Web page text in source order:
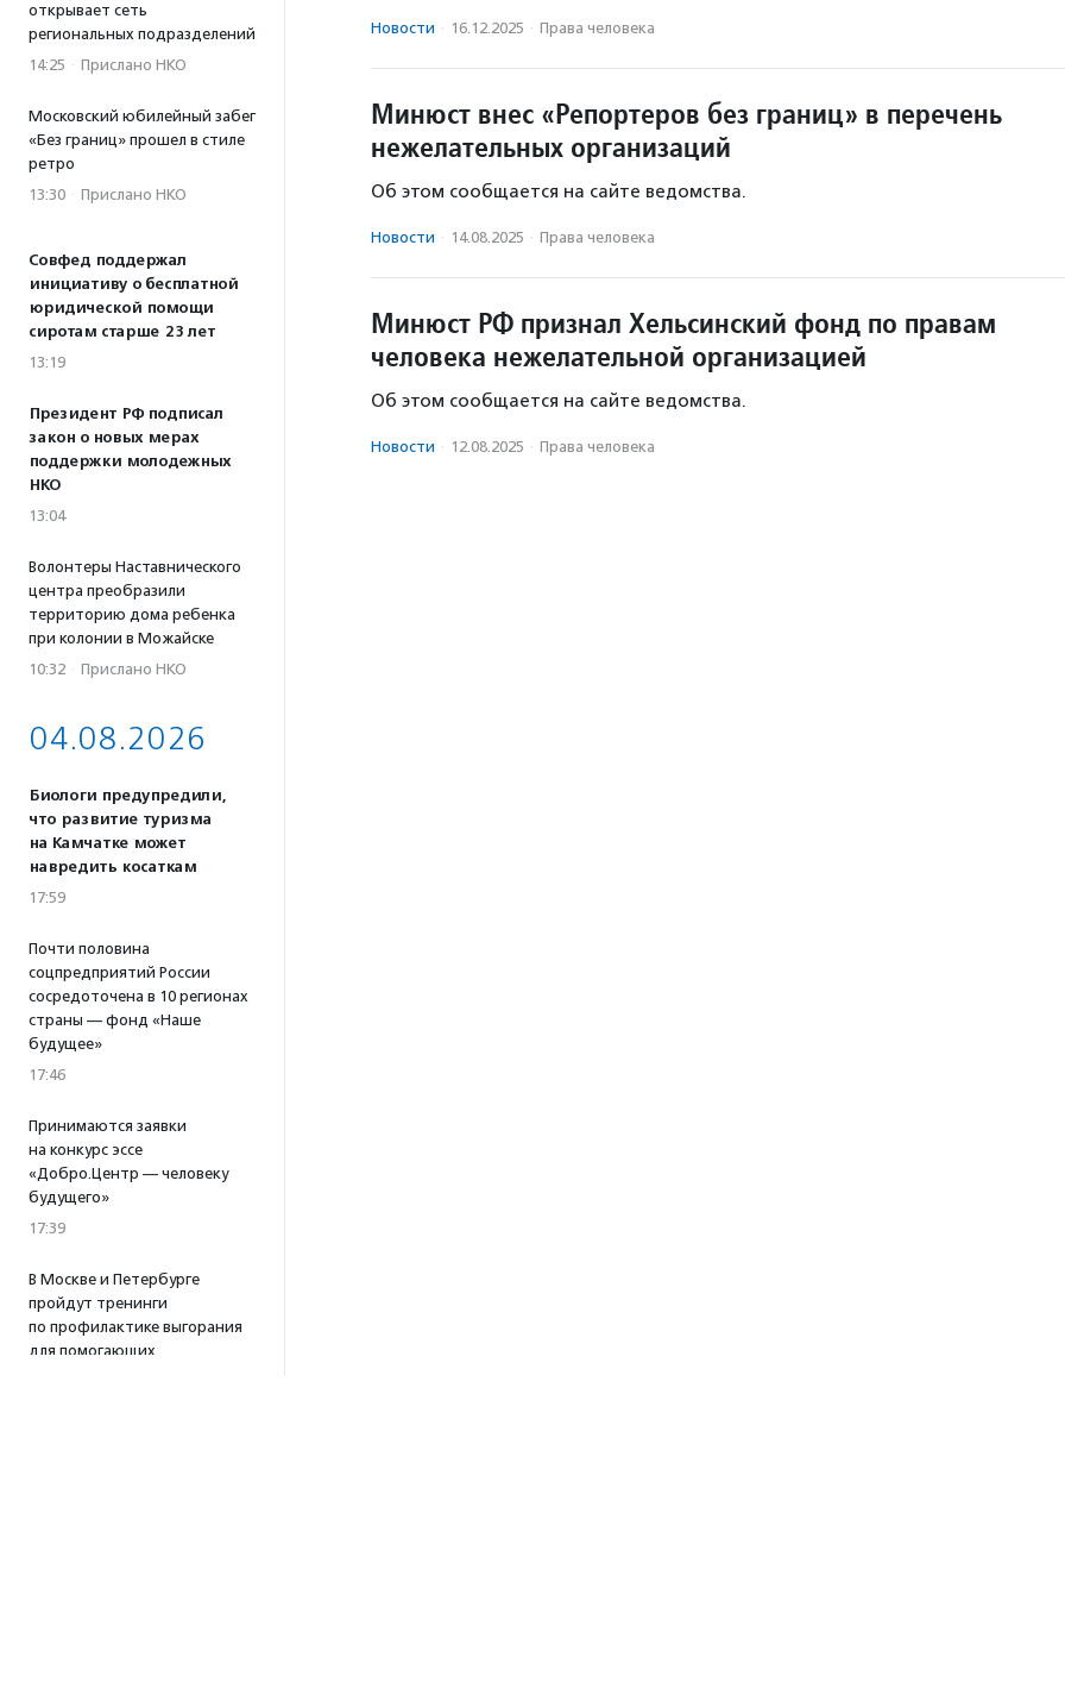
открывает сеть
региональных подразделений
14:25 · Прислано НКО
Московский юбилейный забег
«Без границ» прошел в стиле
ретро
13:30 · Прислано НКО
Совфед поддержал
инициативу о бесплатной
юридической помощи
сиротам старше 23 лет
13:19
Президент РФ подписал
закон о новых мерах
поддержки молодежных
НКО
13:04
Волонтеры Наставнического
центра преобразили
территорию дома ребенка
при колонии в Можайске
10:32 · Прислано НКО
04.08.2026
Биологи предупредили,
что развитие туризма
на Камчатке может
навредить косаткам
17:59
Почти половина
соцпредприятий России
сосредоточена в 10 регионах
страны — фонд «Наше
будущее»
17:46
Принимаются заявки
на конкурс эссе
«Добро.Центр — человеку
будущего»
17:39
В Москве и Петербурге
пройдут тренинги
по профилактике выгорания
для помогающих
Новости · 16.12.2025 · Права человека
Минюст внес «Репортеров без границ» в перечень
нежелательных организаций
Об этом сообщается на сайте ведомства.
Новости · 14.08.2025 · Права человека
Минюст РФ признал Хельсинский фонд по правам
человека нежелательной организацией
Об этом сообщается на сайте ведомства.
Новости · 12.08.2025 · Права человека